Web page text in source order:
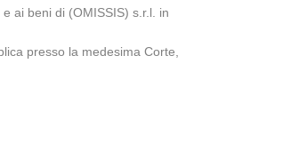
ai beni di (OMISSIS) s.r.l. in
presso la medesima Corte,